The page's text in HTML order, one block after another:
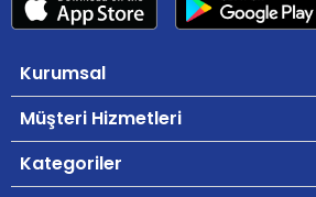
Kurumsal
Müşteri Hizmetleri
Kategoriler